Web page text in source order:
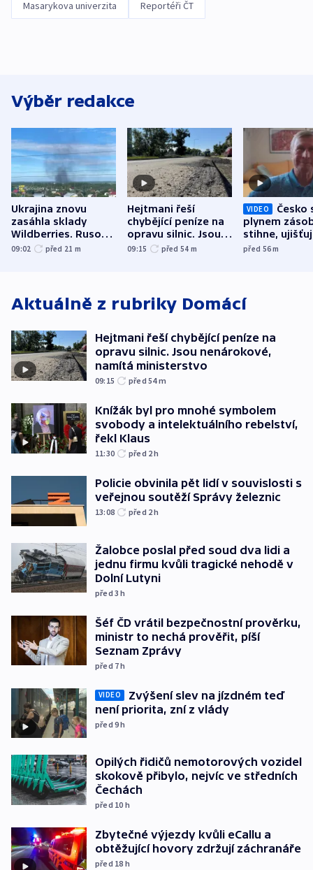
Masarykova univerzita Reportéři ČT
Výběr redakce
Ukrajina znovu
zasáhla sklady
Wildberries. Rusové
útočili v Charkovské
09:02 před 21 m
Hejtmani řeší
chybějící peníze na
opravu silnic. Jsou
nenárokové, namítá
09:15 před 54 m
VIDEO
Česko
plynem
stihne,
expert.
před 56m
Aktuálně z rubriky Domácí
Hejtmani řeší chybějící peníze na
opravu silnic. Jsou nenárokové,
namítá ministerstvo
09:15 před 54m
Knížák byl pro mnohé symbolem
svobody a intelektuálního rebelství,
řekl Klaus
11:30 před 2h
Policie obvinila pět lidí v souvislosti s
veřejnou soutěží Správy železnic
13:08 před 2h
Žalobce poslal před soud dva lidi a
jednu firmu kvůli tragické nehodě v
Dolní Lutyni
před 3h
Šéf ČD vrátil bezpečnostní prověrku,
ministr to nechá prověřit, píší
Seznam Zprávy
před 7h
VIDEO
Zvýšení slev na jízdném teď
není priorita, zní z vlády
před 9h
Opilých řidičů nemotorových vozidel
skokově přibylo, nejvíc ve středních
Čechách
před 10 h
Zbytečné výjezdy kvůli eCallu a
obtěžující hovory zdržují záchranáře
před 18 h